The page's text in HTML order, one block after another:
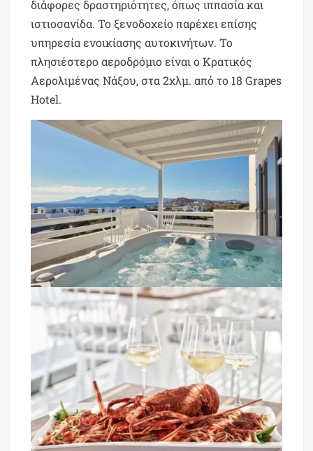
διάφορες δραστηριότητες, όπως ιππασία και
ιστιοσανίδα. Το ξενοδοχείο παρέχει επίσης
υπηρεσία ενοικίασης αυτοκινήτων. Το
πλησιέστερο αεροδρόμιο είναι ο Κρατικός
Αερολιμένας Νάξου, στα 2χλμ. από το 18 Grapes
Hotel.